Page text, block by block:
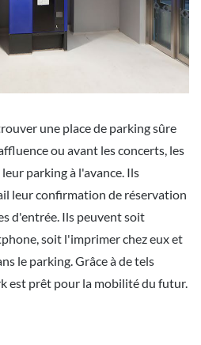
une place de parking sûre
ou avant les concerts, les
parking à l'avance. Ils
leur confirmation de réservation
d'entrée. Ils peuvent soit
soit l'imprimer chez eux et
le parking. Grâce à de tels
est prêt pour la mobilité du futur.